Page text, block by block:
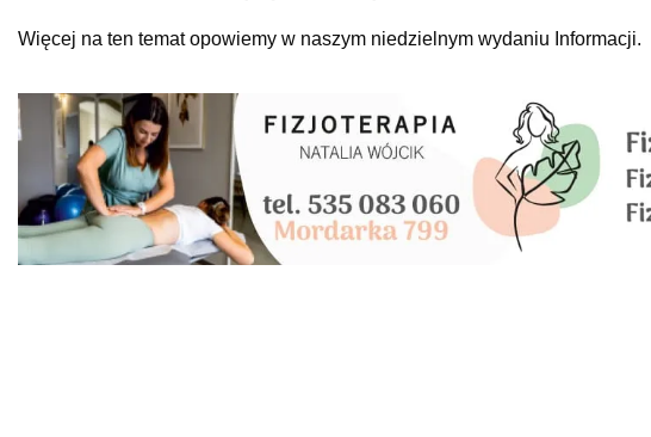
Więcej na ten temat opowiemy w naszym niedzielnym wydaniu Informacji.